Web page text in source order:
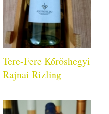
Tere-Fere Kőröshegyi
Rajnai Rizling